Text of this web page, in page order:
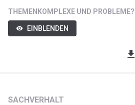
THEMENKOMPLEXE UND PROBLEME?
visibility EINBLENDEN
get_app
SACHVERHALT